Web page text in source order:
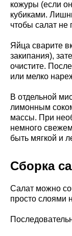
кожуры (если
кубиками.
чтобы салат не
Яйца сварите
закипания),
очистите.
или мелко
В отдельной
лимонным
массы. При
немного
быть мягкой и
Сборка
Салат можно
просто слоями